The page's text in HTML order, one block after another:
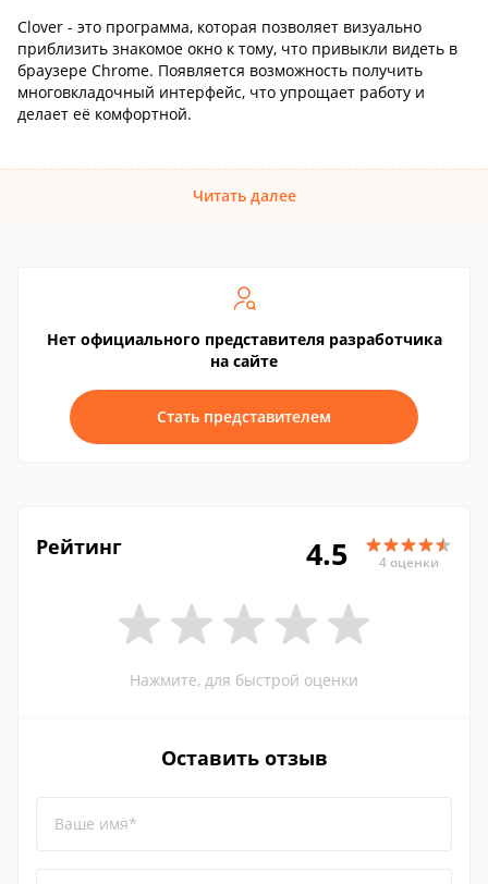
Clover - это программа, которая позволяет визуально
приблизить знакомое окно к тому, что привыкли видеть в
браузере Chrome. Появляется возможность получить
многовкладочный интерфейс, что упрощает работу и
делает её комфортной.
Читать далее
Нет официального представителя разработчика
на сайте
Стать представителем
Рейтинг 4.5 4 оценки
Нажмите, для быстрой оценки
Оставить отзыв
Ваше имя*